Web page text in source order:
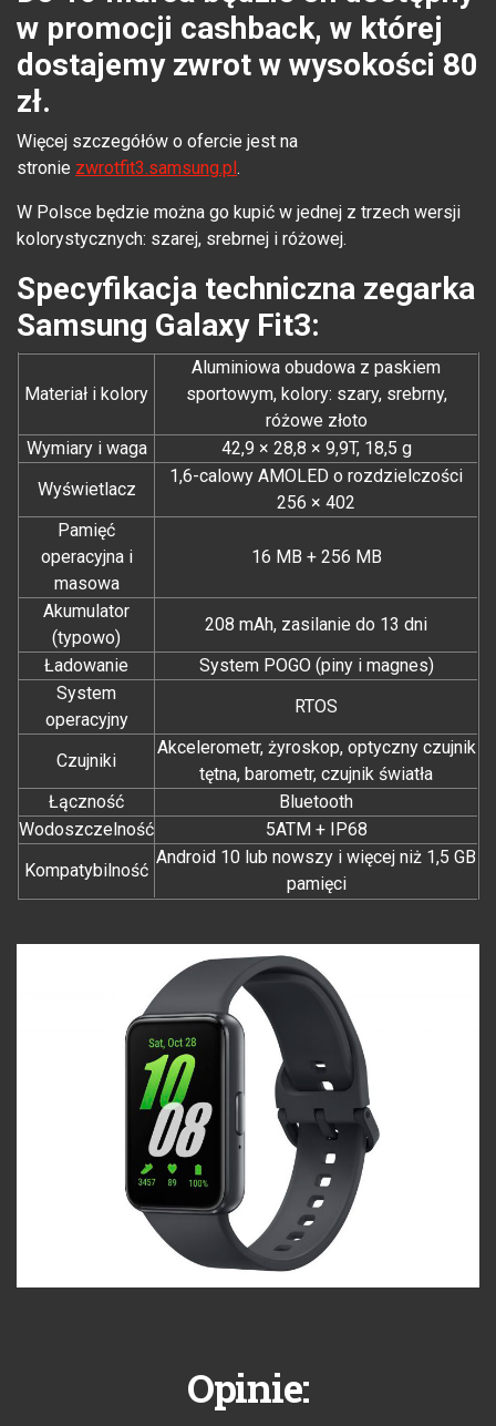
w promocji cashback, w której
dostajemy zwrot w wysokości 80
zł.
Więcej szczegółów o ofercie jest na
stronie zwrotfit3.samsung.pl .
W Polsce będzie można go kupić w jednej z trzech wersji
kolorystycznych: szarej, srebrnej i różowej.
Specyfikacja techniczna zegarka
Samsung Galaxy Fit3:
Materiał i kolory
Aluminiowa obudowa z paskiem
sportowym, kolory: szary, srebrny,
różowe złoto
Wymiary i waga
42,9 × 28,8 × 9,9T, 18,5 g
Wyświetlacz
1,6-calowy AMOLED o rozdzielczości
256 × 402
Pamięć
operacyjna i
masowa
16 MB + 256 MB
Akumulator
(typowo)
208 mAh, zasilanie do 13 dni
Ładowanie
System POGO (piny i magnes)
System
operacyjny
RTOS
Czujniki
Akcelerometr, żyroskop, optyczny czujnik
tętna, barometr, czujnik światła
Łączność
Bluetooth
Wodoszczelność
5ATM + IP68
Kompatybilność
Android 10 lub nowszy i więcej niż 1,5 GB
pamięci
Opinie: